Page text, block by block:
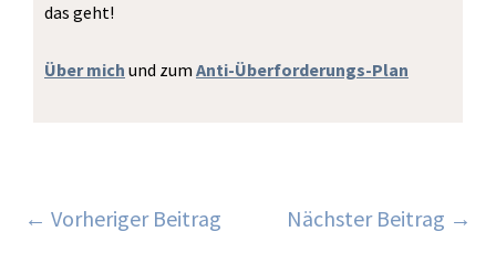
das geht!
Über mich und zum Anti-Überforderungs-Plan
← Vorheriger Beitrag Nächster Beitrag →